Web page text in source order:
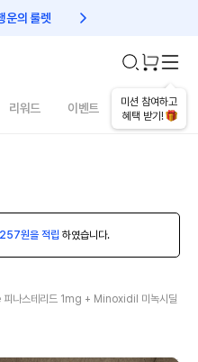
운의 룰렛 친구초대 1만원 리워드!
미션 참여하고
혜택 받기!
리워드 이벤트 건강매거진
원을 적립 하였습니다.
나스테리드 1mg + Minoxidil 미녹시딜